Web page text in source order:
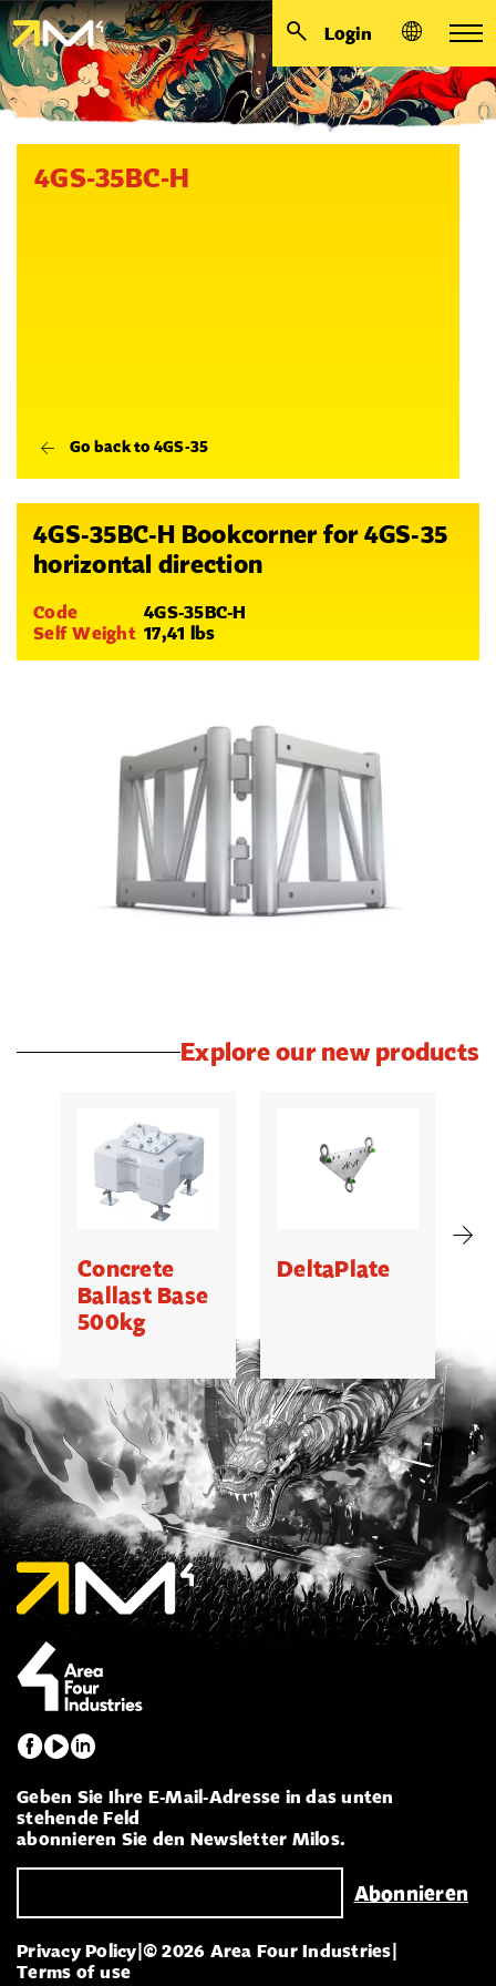
Login
4GS-35BC-H
Go back to 4GS-35
4GS-35BC-H Bookcorner for 4GS-35
horizontal direction
Code
4GS-35BC-H
Self Weight 17,41 lbs
Explore our new products
Concrete
Ballast Base
500kg
DeltaPlate
Geben Sie Ihre E-Mail-Adresse in das unten
stehende Feld
abonnieren Sie den Newsletter Milos.
Privacy Policy|© 2026 Area Four Industries|
Terms of use